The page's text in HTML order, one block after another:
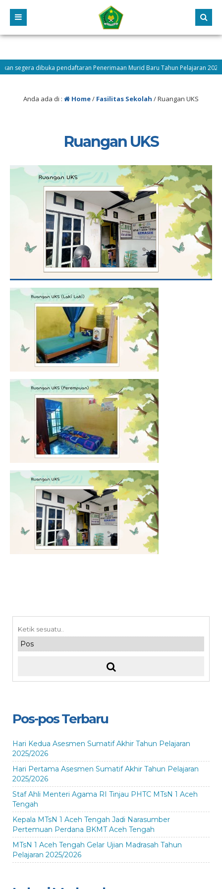
dibuka pendaftaran Penerimaan Murid Baru Tahun Pelajaran 2026/2027
Anda ada di : Home/ Fasilitas Sekolah /Ruangan UKS
Ruangan UKS
Pos-pos Terbaru
Hari Kedua Asesmen Sumatif Akhir Tahun Pelajaran
2025/2026
Hari Pertama Asesmen Sumatif Akhir Tahun Pelajaran
2025/2026
Staf Ahli Menteri Agama RI Tinjau PHTC MTsN 1 Aceh
Tengah
Kepala MTsN 1 Aceh Tengah Jadi Narasumber
Pertemuan Perdana BKMT Aceh Tengah
MTsN 1 Aceh Tengah Gelar Ujian Madrasah Tahun
Pelajaran 2025/2026